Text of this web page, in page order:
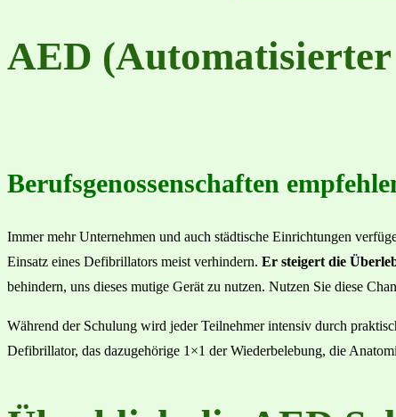
AED
Berufsgenossenschaften
Immer mehr Unternehmen und auch städtische Einrichtungen
Einsatz eines Defibrillators meist verhindern. Er steigert die
behindern, uns dieses mutige Gerät zu nutzen. Nutzen Sie diese
Während der Schulung wird jeder Teilnehmer intensiv durch
Defibrillator, das dazugehörige 1×1 der Wiederbelebung, die